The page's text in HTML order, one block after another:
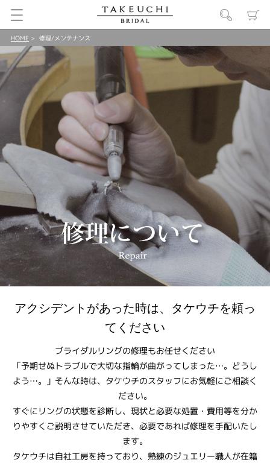
HOME 修理/メンテナンス
アクシデントがあった時は、タケウチを頼っ
てください
ブライダルリングの修理もお任せください
「予期せぬトラブルで大切な指輪が曲がってしまった…。どうし
よう…。」そんな時は、タケウチのスタッフにお気軽にご相談く
ださい。
すぐにリングの状態を診断し、現状と必要な処置・費用等を分か
りやすくご説明させていただき、必要であれば修理を手配いたし
ます。
タケウチは自社工房を持っており、熟練のジュエリー職人が在籍